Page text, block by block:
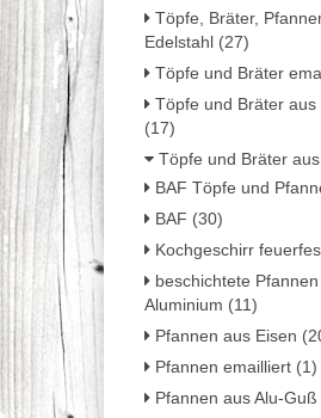
Töpfe, Bräter,
Edelstahl (27)
Töpfe und Bräter
Töpfe und Bräter aus
(17)
Töpfe und Bräter
BAF Töpfe und
BAF (30)
Kochgeschirr
beschichtete
Aluminium (11)
Pfannen aus Eisen
Pfannen emailliert (1)
Pfannen aus Alu-Guß